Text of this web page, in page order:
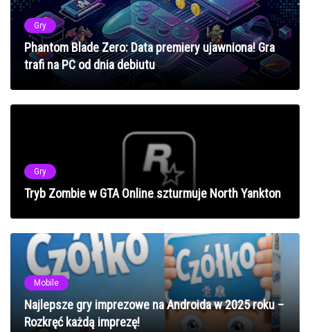
Gry
Phantom Blade Zero: Data premiery ujawniona! Gra
trafi na PC od dnia debiutu
Gry
Tryb Zombie w GTA Online szturmuje North Yankton
Mobile
Najlepsze gry imprezowe na Androida w 2025 roku –
Rozkręć każdą imprezę!